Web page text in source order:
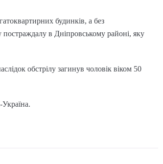
будинків, а без
в Дніпровському районі, яку
обстрілу загинув чоловік віком 50